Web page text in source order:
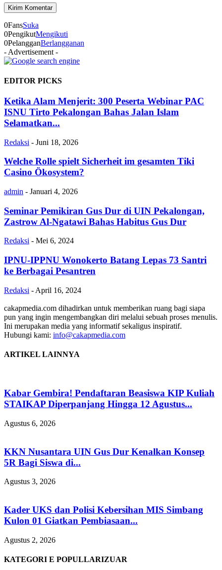
0FansSuka
0PengikutMengikuti
0PelangganBerlangganan
- Advertisement -
EDITOR PICKS
Ketika Alam Menjerit: 300 Peserta Webinar PAC
ISNU Tirto Pekalongan Bahas Jalan Islam
Selamatkan...
Redaksi - Juni 18, 2026
Welche Rolle spielt Sicherheit im gesamten Tiki
Casino Ökosystem?
admin - Januari 4, 2026
Seminar Pemikiran Gus Dur di UIN Pekalongan,
Zastrow Al-Ngatawi Bahas Habitus Gus Dur
Redaksi - Mei 6, 2024
IPNU-IPPNU Wonokerto Batang Lepas 73 Santri
ke Berbagai Pesantren
Redaksi - April 16, 2024
cakapmedia.com dihadirkan untuk memberikan ruang bagi siapa
pun yang ingin mengembangkan diri melalui sebuah proses menulis.
Ini merupakan media yang informatif sekaligus inspiratif.
Hubungi kami: info@cakapmedia.com
ARTIKEL LAINNYA
Kabar Gembira! Pendaftaran Beasiswa KIP Kuliah
STAIKAP Diperpanjang Hingga 12 Agustus...
Agustus 6, 2026
KKN Nusantara UIN Gus Dur Kenalkan Konsep
5R Bagi Siswa di...
Agustus 3, 2026
Kader UKS dan Polisi Kebersihan MIS Simbang
Kulon 01 Giatkan Pembiasaan...
Agustus 2, 2026
KATEGORI E POPULLARIZUAR